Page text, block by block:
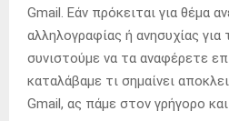
Gmail. Εάν πρόκειται για θέμα
αλληλογραφίας ή ανησυχίας για
συνιστούμε να τα αναφέρετε
καταλάβαμε τι σημαίνει
Gmail, ας πάμε στον γρήγορο